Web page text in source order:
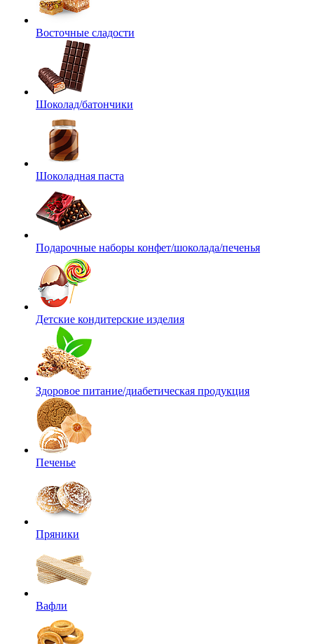
Восточные сладости
Шоколад/батончики
Шоколадная паста
Подарочные наборы конфет/шоколада/печенья
Детские кондитерские изделия
Здоровое питание/диабетическая продукция
Печенье
Пряники
Вафли